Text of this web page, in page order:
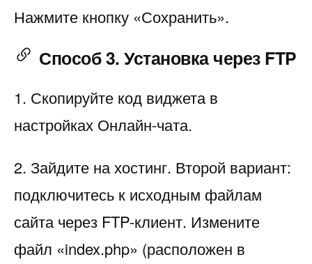
Нажмите кнопку «Сохранить».
Способ 3. Установка через FTP
1. Скопируйте код виджета в
настройках Онлайн-чата.
2. Зайдите на хостинг. Второй вариант:
подключитесь к исходным файлам
сайта через FTP-клиент. Измените
файл «index.php» (расположен в